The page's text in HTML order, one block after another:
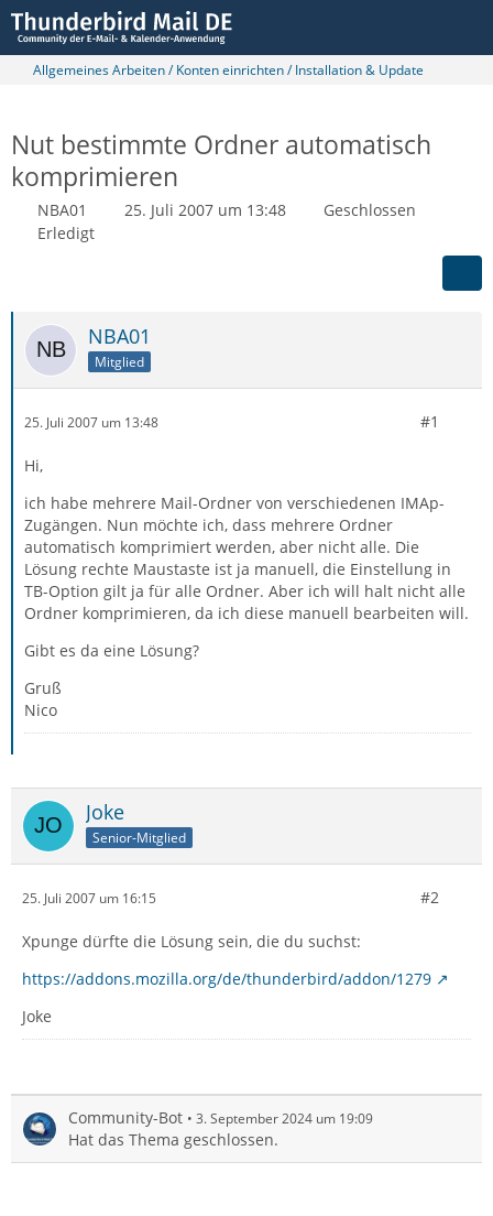
Allgemeines Arbeiten / Konten einrichten / Installation & Update
Nut bestimmte Ordner automatisch
komprimieren
NBA01 25. Juli 2007 um 13:48
Geschlossen
Erledigt
NBA01
Mitglied
25. Juli 2007 um 13:48 #1
Hi,
ich habe mehrere Mail-Ordner von verschiedenen IMAp-
Zugängen. Nun möchte ich, dass mehrere Ordner
automatisch komprimiert werden, aber nicht alle. Die
Lösung rechte Maustaste ist ja manuell, die Einstellung in
TB-Option gilt ja für alle Ordner. Aber ich will halt nicht alle
Ordner komprimieren, da ich diese manuell bearbeiten will.
Gibt es da eine Lösung?
Gruß
Nico
Joke
Senior-Mitglied
25. Juli 2007 um 16:15 #2
Xpunge dürfte die Lösung sein, die du suchst:
https://addons.mozilla.org/de/thunderbird/addon/1279
Joke
Community-Bot 3. September 2024 um 19:09
Hat das Thema geschlossen.